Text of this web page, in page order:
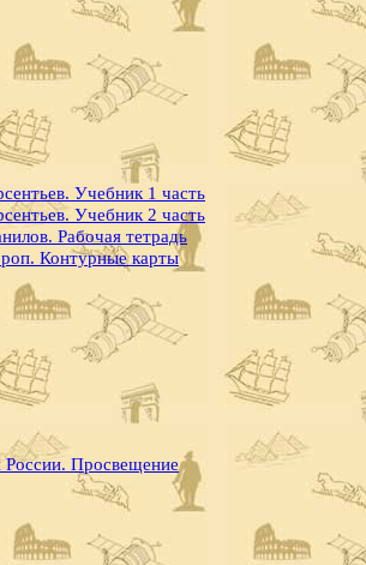
Учебник 1 часть
Учебник 2 часть
Рабочая тетрадь
Контурные карты
России. Просвещение